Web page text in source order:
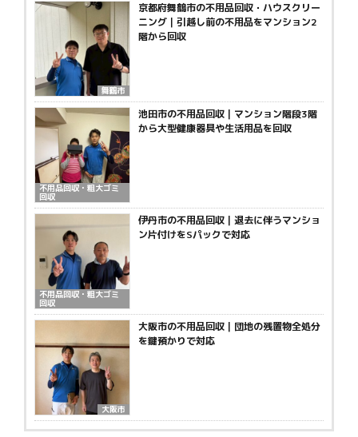
舞鶴市
京都府舞鶴市の不用品回収・ハウスクリー
ニング｜引越し前の不用品をマンション2
階から回収
不用品回収・粗大ゴミ
回収
池田市の不用品回収｜マンション階段3階
から大型健康器具や生活用品を回収
不用品回収・粗大ゴミ
回収
伊丹市の不用品回収｜退去に伴うマンショ
ン片付けをSパックで対応
大阪市
大阪市の不用品回収｜団地の残置物全処分
を鍵預かりで対応